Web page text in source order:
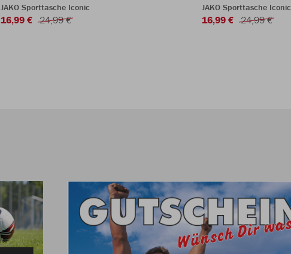
JAKO Sporttasche Iconic
16,99 € 24,99 €
JAKO Sporttasche Iconic
16,99 € 24,99 €